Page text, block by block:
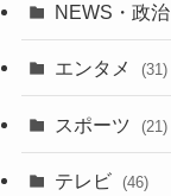
NEWS・政治
エンタメ (31)
スポーツ (21)
テレビ (46)